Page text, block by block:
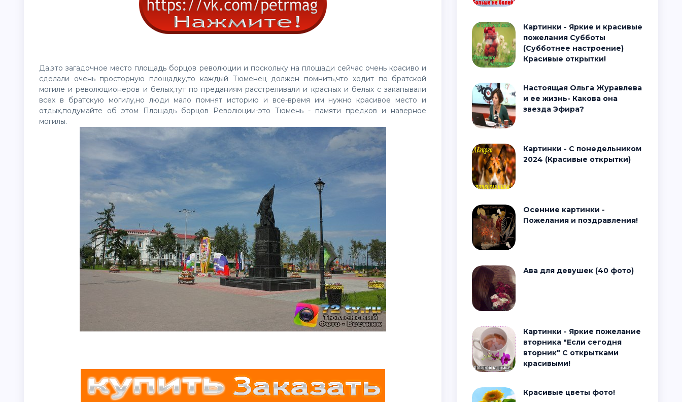
Да,это загадочное место площадь борцов революции и поскольку на площади сейчас очень красиво и
сделали очень просторную площадку,то каждый Тюменец должен помнить,что ходит по братской
могиле и революционеров и белых,тут по преданиям расстреливали и красных и белых с закапывали
всех в братскую могилу,но люди мало помнят историю и все-время им нужно красивое место и
отдых,подумайте об этом Площадь борцов Революции-этоТюмень - памяти предков и наверное
могилы.
Картинки - Яркие и красивые
пожелания Субботы
(Субботнее настроение)
Красивые открытки!
Настоящая Ольга Журавлева
и ее жизнь- Какова она
звезда Эфира?
Картинки - С понедельником
2024 (Красивые открытки)
Осенние картинки -
Пожелания и поздравления!
Ава для девушек (40 фото)
Картинки - Яркие пожелание
вторника "Если сегодня
вторник" С открытками
красивыми!
Красивые цветы фото!